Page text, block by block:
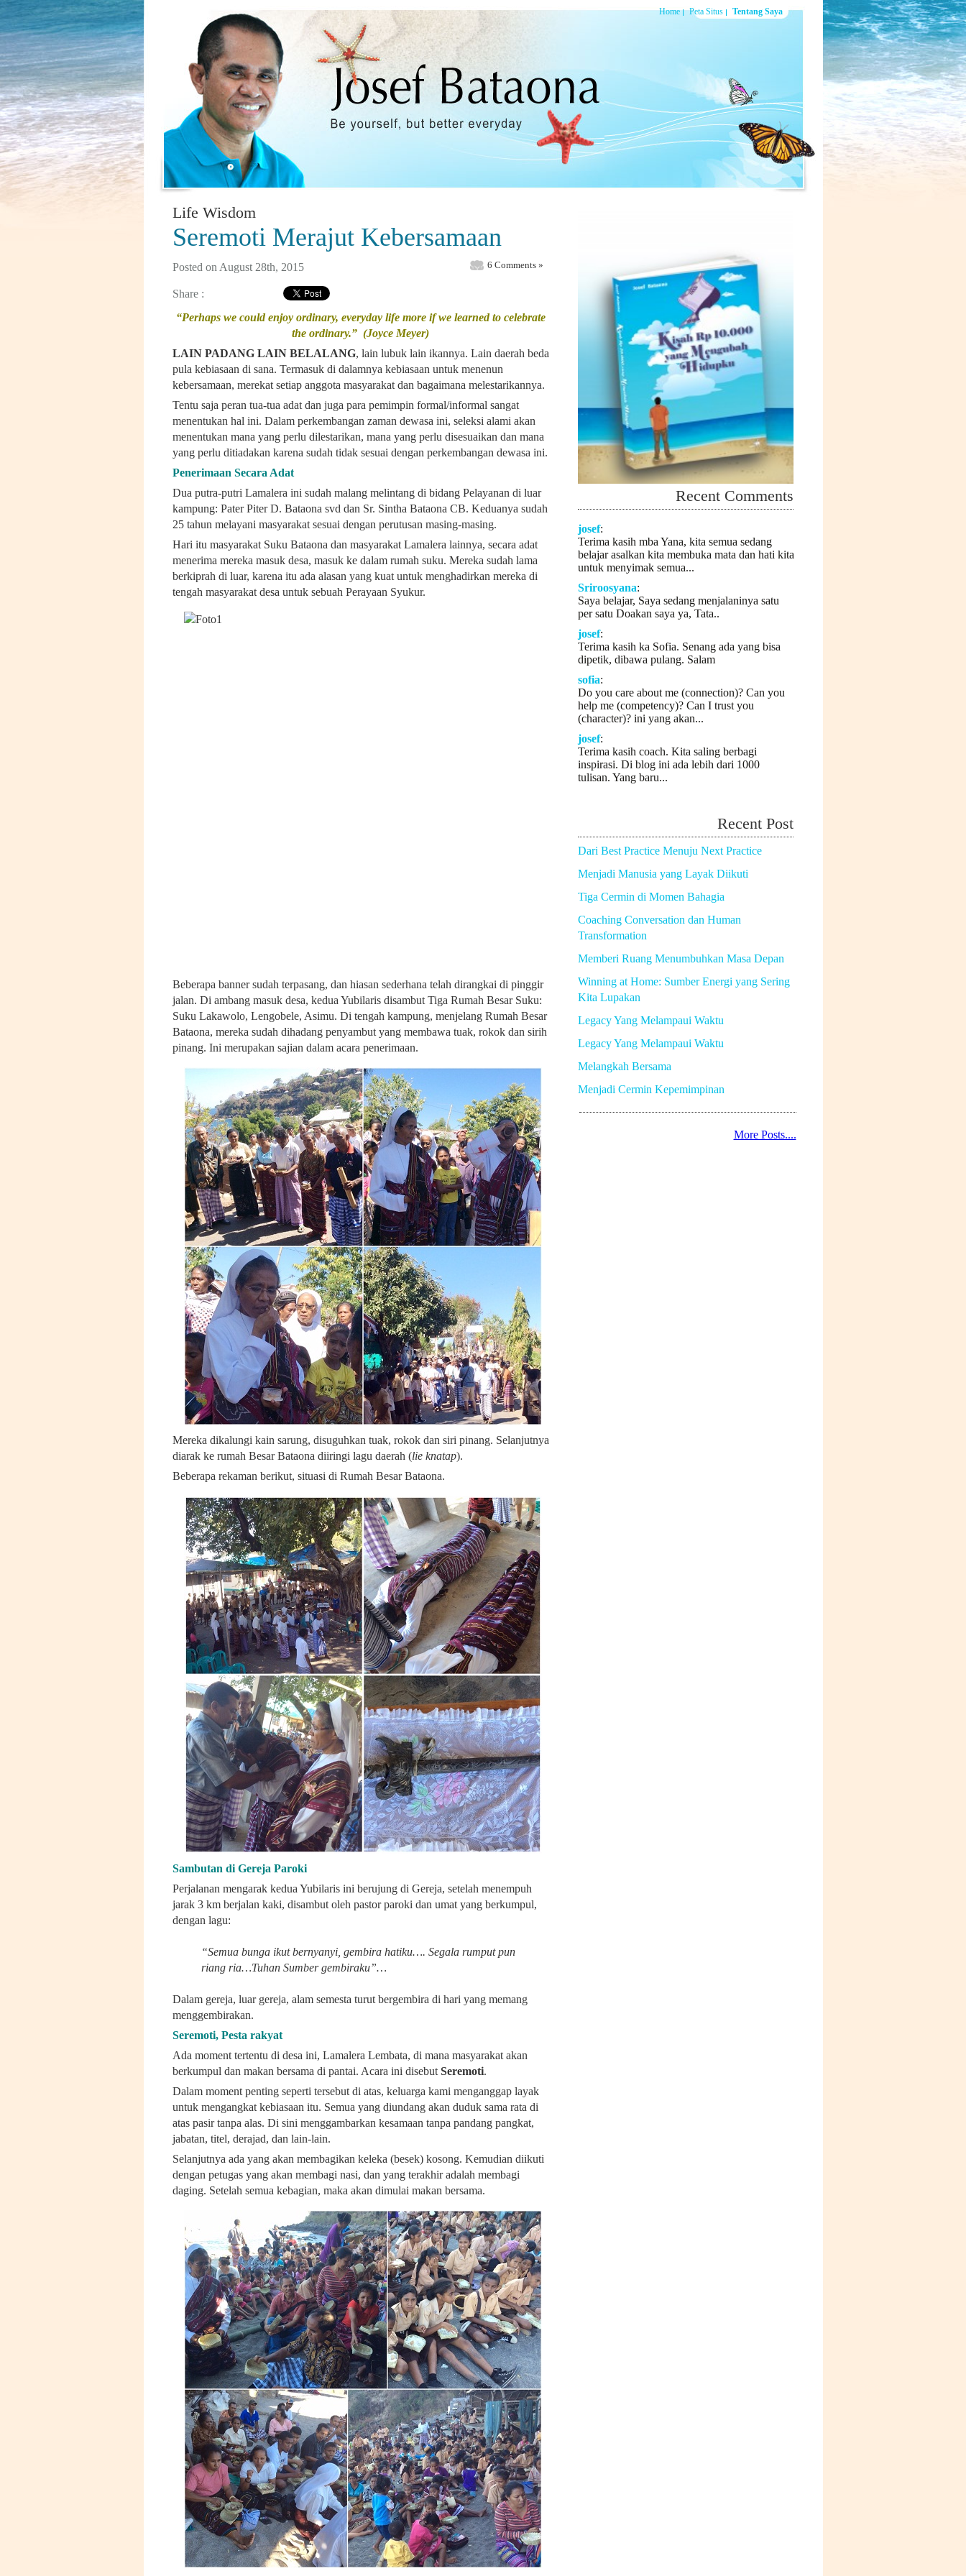
Home Peta Situs Tentang Saya
Life Wisdom
Seremoti Merajut Kebersamaan
Posted on August 28th, 2015 6 Comments »
Share :
“Perhaps we could enjoy ordinary, everyday life more if we learned to celebrate
the ordinary.” (Joyce Meyer)
LAIN PADANG LAIN BELALANG, lain lubuk lain ikannya. Lain daerah beda
pula kebiasaan di sana. Termasuk di dalamnya kebiasaan untuk menenun
kebersamaan, merekat setiap anggota masyarakat dan bagaimana melestarikannya.
Tentu saja peran tua-tua adat dan juga para pemimpin formal/informal sangat
menentukan hal ini. Dalam perkembangan zaman dewasa ini, seleksi alami akan
menentukan mana yang perlu dilestarikan, mana yang perlu disesuaikan dan mana
yang perlu ditiadakan karena sudah tidak sesuai dengan perkembangan dewasa ini.
Penerimaan Secara Adat
Dua putra-putri Lamalera ini sudah malang melintang di bidang Pelayanan di luar
kampung: Pater Piter D. Bataona svd dan Sr. Sintha Bataona CB. Keduanya sudah
25 tahun melayani masyarakat sesuai dengan perutusan masing-masing.
Hari itu masyarakat Suku Bataona dan masyarakat Lamalera lainnya, secara adat
menerima mereka masuk desa, masuk ke dalam rumah suku. Mereka sudah lama
berkiprah di luar, karena itu ada alasan yang kuat untuk menghadirkan mereka di
tengah masyarakat desa untuk sebuah Perayaan Syukur.
Beberapa banner sudah terpasang, dan hiasan sederhana telah dirangkai di pinggir
jalan. Di ambang masuk desa, kedua Yubilaris disambut Tiga Rumah Besar Suku:
Suku Lakawolo, Lengobele, Asimu. Di tengah kampung, menjelang Rumah Besar
Bataona, mereka sudah dihadang penyambut yang membawa tuak, rokok dan sirih
pinang. Ini merupakan sajian dalam acara penerimaan.
Mereka dikalungi kain sarung, disuguhkan tuak, rokok dan siri pinang. Selanjutnya
diarak ke rumah Besar Bataona diiringi lagu daerah (lie knatap).
Beberapa rekaman berikut, situasi di Rumah Besar Bataona.
Sambutan di Gereja Paroki
Perjalanan mengarak kedua Yubilaris ini berujung di Gereja, setelah menempuh
jarak 3 km berjalan kaki, disambut oleh pastor paroki dan umat yang berkumpul,
dengan lagu:
“Semua bunga ikut bernyanyi, gembira hatiku…. Segala rumput pun
riang ria…Tuhan Sumber gembiraku”…
Dalam gereja, luar gereja, alam semesta turut bergembira di hari yang memang
menggembirakan.
Seremoti, Pesta rakyat
Ada moment tertentu di desa ini, Lamalera Lembata, di mana masyarakat akan
berkumpul dan makan bersama di pantai. Acara ini disebut Seremoti.
Dalam moment penting seperti tersebut di atas, keluarga kami menganggap layak
untuk mengangkat kebiasaan itu. Semua yang diundang akan duduk sama rata di
atas pasir tanpa alas. Di sini menggambarkan kesamaan tanpa pandang pangkat,
jabatan, titel, derajad, dan lain-lain.
Selanjutnya ada yang akan membagikan keleka (besek) kosong. Kemudian diikuti
dengan petugas yang akan membagi nasi, dan yang terakhir adalah membagi
daging. Setelah semua kebagian, maka akan dimulai makan bersama.
Recent Comments
josef:
Terima kasih mba Yana, kita semua sedang
belajar asalkan kita membuka mata dan hati kita
untuk menyimak semua...
Sriroosyana:
Saya belajar, Saya sedang menjalaninya satu
per satu Doakan saya ya, Tata..
josef:
Terima kasih ka Sofia. Senang ada yang bisa
dipetik, dibawa pulang. Salam
sofia:
Do you care about me (connection)? Can you
help me (competency)? Can I trust you
(character)? ini yang akan...
josef:
Terima kasih coach. Kita saling berbagi
inspirasi. Di blog ini ada lebih dari 1000
tulisan. Yang baru...
Recent Post
Dari Best Practice Menuju Next Practice
Menjadi Manusia yang Layak Diikuti
Tiga Cermin di Momen Bahagia
Coaching Conversation dan Human
Transformation
Memberi Ruang Menumbuhkan Masa Depan
Winning at Home: Sumber Energi yang Sering
Kita Lupakan
Legacy Yang Melampaui Waktu
Legacy Yang Melampaui Waktu
Melangkah Bersama
Menjadi Cermin Kepemimpinan
More Posts....